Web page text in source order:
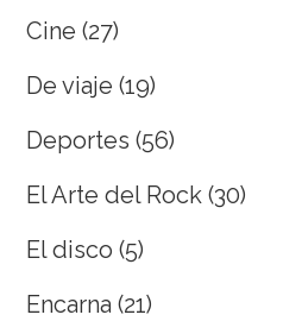
Cine (27)
De viaje (19)
Deportes (56)
El Arte del Rock (30)
El disco (5)
Encarna (21)